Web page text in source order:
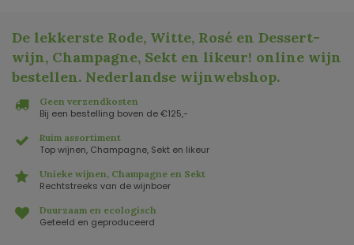
De lekkerste Rode, Witte, Rosé en Dessert-
wijn, Champagne, Sekt en likeur! online wijn
bestellen. Nederlandse wijnwebshop.
Geen verzendkosten
Bij een bestelling boven de €125,-
Ruim assortiment
Top wijnen, Champagne, Sekt en likeur
Unieke wijnen, Champagne en Sekt
Rechtstreeks van de wijnboer
Duurzaam en ecologisch
Geteeld en geproduceerd